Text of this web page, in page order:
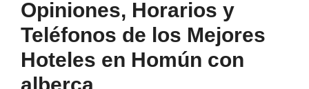
Opiniones, Horarios y
Teléfonos de los Mejores
Hoteles en Homún con
alberca